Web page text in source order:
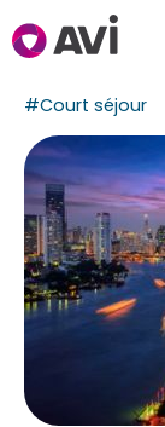
#Court séjour